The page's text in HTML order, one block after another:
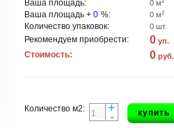
Ваша площадь: 0 м
Ваша площадь + 0 %: 0 м2
Количество упаковок: 0 шт.
Рекомендуем приобрести: 0 уп.
Стоимость: 0 руб.
Количество м2: +
- купить